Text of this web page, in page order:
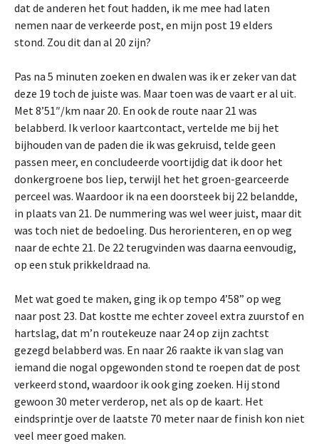
dat de anderen het fout hadden, ik me mee had laten
nemen naar de verkeerde post, en mijn post 19 elders
stond. Zou dit dan al 20 zijn?
Pas na 5 minuten zoeken en dwalen was ik er zeker van dat
deze 19 toch de juiste was. Maar toen was de vaart er al uit.
Met 8’51″/km naar 20. En ook de route naar 21 was
belabberd. Ik verloor kaartcontact, vertelde me bij het
bijhouden van de paden die ik was gekruisd, telde geen
passen meer, en concludeerde voortijdig dat ik door het
donkergroene bos liep, terwijl het het groen-gearceerde
perceel was. Waardoor ik na een doorsteek bij 22 belandde,
in plaats van 21. De nummering was wel weer juist, maar dit
was toch niet de bedoeling. Dus herorienteren, en op weg
naar de echte 21. De 22 terugvinden was daarna eenvoudig,
op een stuk prikkeldraad na.
Met wat goed te maken, ging ik op tempo 4’58” op weg
naar post 23. Dat kostte me echter zoveel extra zuurstof en
hartslag, dat m’n routekeuze naar 24 op zijn zachtst
gezegd belabberd was. En naar 26 raakte ik van slag van
iemand die nogal opgewonden stond te roepen dat de post
verkeerd stond, waardoor ik ook ging zoeken. Hij stond
gewoon 30 meter verderop, net als op de kaart. Het
eindsprintje over de laatste 70 meter naar de finish kon niet
veel meer goed maken.